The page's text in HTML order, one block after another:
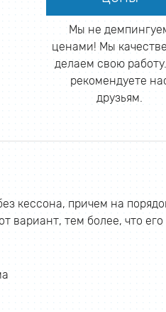
Мы не
ценами! Мы
делаем свою
рекомендуете
друзьям.
кессона, причем на
вариант, тем более, что